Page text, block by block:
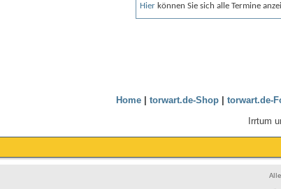
Hier können Sie sich alle Termine
Home| torwart.de-Shop| torwart.de-
Irrtum